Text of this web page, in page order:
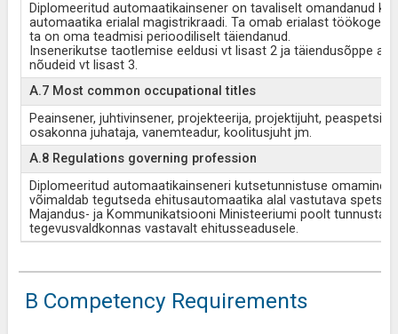
Diplomeeritud automaatikainsener on tavaliselt omandanud
automaatika erialal magistrikraadi. Ta omab erialast
ta on oma teadmisi perioodiliselt täiendanud.
Insenerikutse taotlemise eeldusi vt lisast 2 ja täiendusõppe
nõudeid vt lisast 3.
A.7 Most common occupational titles
Peainsener, juhtivinsener, projekteerija, projektijuht,
osakonna juhataja, vanemteadur, koolitusjuht jm.
A.8 Regulations governing profession
Diplomeeritud automaatikainseneri kutsetunnistuse omamine
võimaldab tegutseda ehitusautomaatika alal vastutava
Majandus- ja Kommunikatsiooni Ministeeriumi poolt
tegevusvaldkonnas vastavalt ehitusseadusele.
B Competency Requirements